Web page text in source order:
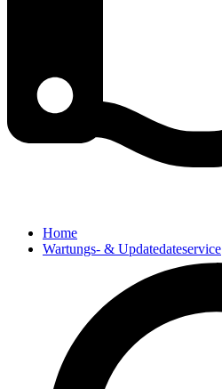
Home
Wartungs- & Updatedateservice